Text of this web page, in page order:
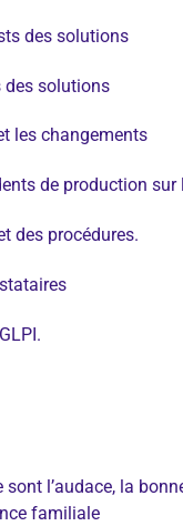
des solutions
des solutions
les changements
de production sur
des procédures.
l’audace, la
familiale